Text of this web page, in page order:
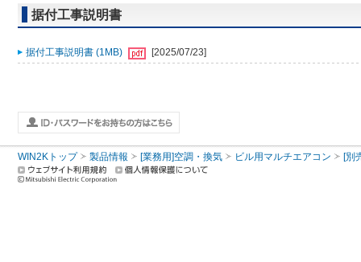
据付工事説明書
据付工事説明書 (1MB) [2025/07/23]
WIN2Kトップ 製品情報 [業務用]空調・換気 ビル用マルチエアコン [別